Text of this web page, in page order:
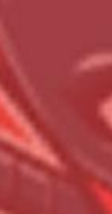
Всего позиций в корзине
Всего товара в корзине
Сумма к оплате (без